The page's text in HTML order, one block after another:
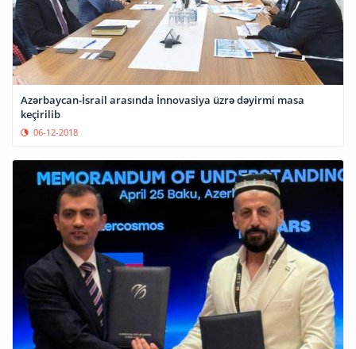
Azərbaycan-İsrail arasında İnnovasiya üzrə dəyirmi masa
keçirilib
06-12-2018